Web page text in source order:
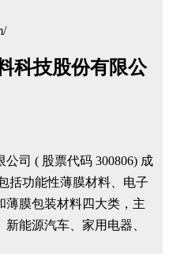
科技股份有限公
司 ( 股票代码 300806) 成
括功能性薄膜材料、电子
薄膜包装材料四大类，主
能源汽车、家用电器、